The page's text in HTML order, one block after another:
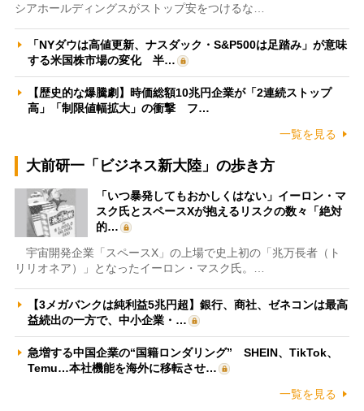
シアホールディングスがストップ安をつけるな…
「NYダウは高値更新、ナスダック・S&P500は足踏み」が意味
する米国株市場の変化 半…
【歴史的な爆騰劇】時価総額10兆円企業が「2連続ストップ
高」「制限値幅拡大」の衝撃 フ…
一覧を見る
大前研一「ビジネス新大陸」の歩き方
「いつ暴発してもおかしくはない」イーロン・マ
スク氏とスペースXが抱えるリスクの数々「絶対
的…
宇宙開発企業「スペースX」の上場で史上初の「兆万長者（ト
リリオネア）」となったイーロン・マスク氏。…
【3メガバンクは純利益5兆円超】銀行、商社、ゼネコンは最高
益続出の一方で、中小企業・…
急増する中国企業の“国籍ロンダリング” SHEIN、TikTok、
Temu…本社機能を海外に移転させ…
一覧を見る